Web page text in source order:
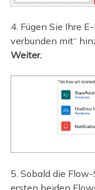
4. Fügen Sie Ihre
verbunden mit“
Weiter.
5. Sobald die
ersten beiden